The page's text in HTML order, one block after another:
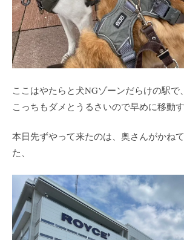
ここはやたらと犬NGゾーンだらけの駅で
こっちもダメとうるさいので早めに移動す
本日先ずやって来たのは、奥さんがかね
た、